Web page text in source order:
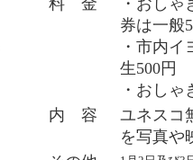
券は一般
・市内
生500円
・おし
内 容
ユネスコ
を写真や